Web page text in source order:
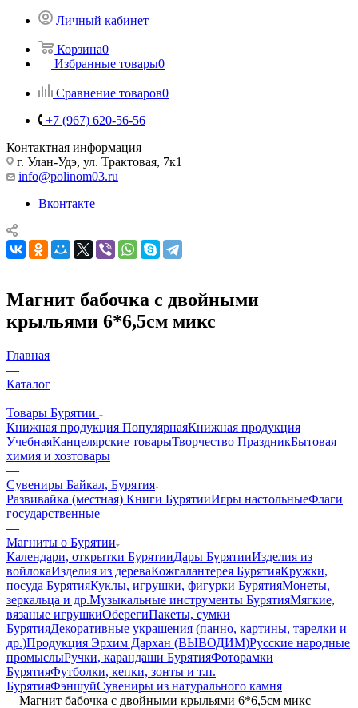
Личный кабинет
Корзина0
Избранные товары0
Сравнение товаров0
+7 (967) 620-56-56
Контактная информация
г. Улан-Удэ, ул. Трактовая, 7к1
info@polinom03.ru
Вконтакте
Магнит бабочка с двойными
крыльями 6*6,5см микс
Главная
—
Каталог
—
Товары Бурятии
Книжная продукция ПопулярнаяКнижная продукция
УчебнаяКанцелярские товарыТворчество ПраздникБытовая
химия и хозтовары
—
Сувениры Байкал, Бурятия
Развивайка (местная) Книги БурятииИгры настольныеФлаги
государственные
—
Магниты о Бурятии
Календари, открытки БурятииДары БурятииИзделия из
войлокаИзделия из дереваКожгалантерея БурятияКружки,
посуда БурятияКуклы, игрушки, фигурки БурятияМонеты,
зеркальца и др.Музыкальные инструменты БурятияМягкие,
вязаные игрушкиОберегиПакеты, сумки
БурятияДекоративные украшения (панно, картины, тарелки и
др.)Продукция Эрхим Дархан (ВЫВОДИМ)Русские народные
промыслыРучки, карандаши БурятияФоторамки
БурятияФутболки, кепки, зонты и т.п.
БурятияФэншуйСувениры из натурального камня
—Магнит бабочка с двойными крыльями 6*6,5см микс